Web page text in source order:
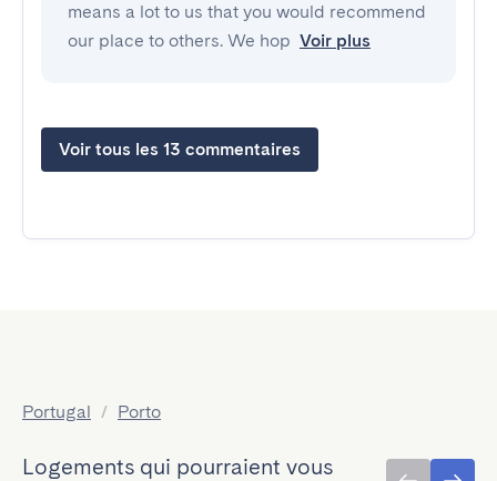
means a lot to us that you would recommend
our place to others. We hop Voir plus
Voir tous les 13 commentaires
Portugal / Porto
Logements qui pourraient vous